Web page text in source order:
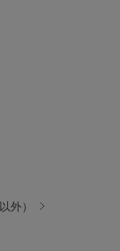
外）